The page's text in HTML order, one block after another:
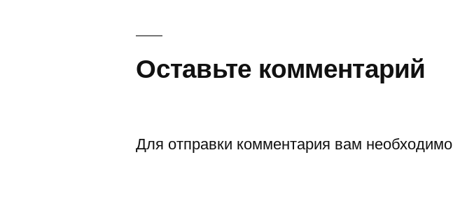
Оставьте комментарий
Для отправки комментария вам необходимо